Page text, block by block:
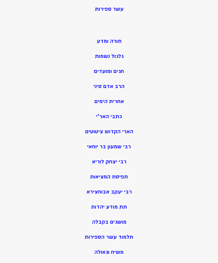
עשר ספירות
תורה ומדע
גלגול נשמות
חגים ומועדים
הרב אדם סיני
אחרית הימים
כתבי האר”י
הארי הקדוש ציטוטים
רבי שמעון בר יוחאי
רבי יצחק לוריא
תפיסת המציאות
רבי יעקב אבוחצירא
תת מודע יהדות
מושגים בקבלה
תלמוד עשר הספירות
משיח וגאולה